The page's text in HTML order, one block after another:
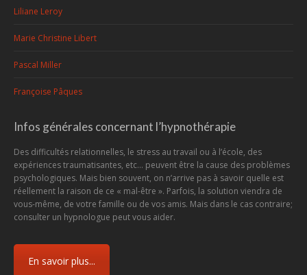
Liliane Leroy
Marie Christine Libert
Pascal Miller
Françoise Pâques
Infos générales concernant l’hypnothérapie
Des difficultés relationnelles, le stress au travail ou à l’école, des
expériences traumatisantes, etc... peuvent être la cause des problèmes
psychologiques. Mais bien souvent, on n’arrive pas à savoir quelle est
réellement la raison de ce « mal-être ». Parfois, la solution viendra de
vous-même, de votre famille ou de vos amis. Mais dans le cas contraire;
consulter un hypnologue peut vous aider.
En savoir plus...